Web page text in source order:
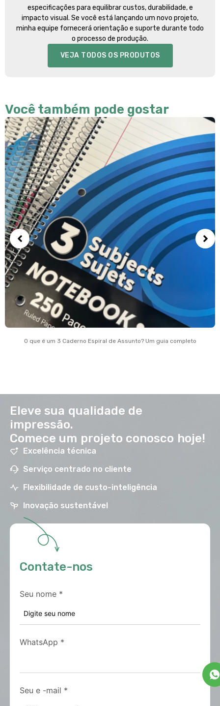
especificações para equilibrar custos, durabilidade, e
impacto visual. Se você está lançando um novo projeto,
minha equipe fornecerá orientação e suporte durante todo
o processo de produção.
VEJA TODOS OS PRODUTOS
Você também pode gostar
O que é um 3 Caderno Espiral de Assunto? Um guia completo
Eleve sua qualidade de
impressão.
Comece um projeto conosco hoje!
Excelência técnica
Serviço centrado no cliente
Flexibilidade de custo-inteligência
Inovação sustentável
Contate-nos
Seu nome *
WhatsApp *
Seu e -mail *